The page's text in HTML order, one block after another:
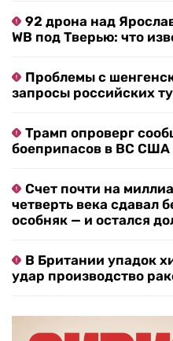
92 дрона над
WB под Тверью: что
Проблемы с
запросы российских
Трамп опроверг
боеприпасов в ВС США
Счет почти на
четверть века сдавал
особняк — и остался
В Британии упадок
удар производство